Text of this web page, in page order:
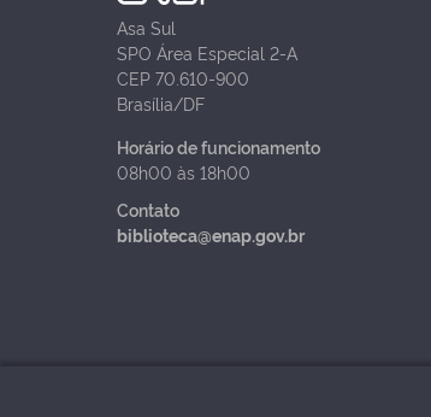
Asa Sul
SPO Área Especial 2-A
CEP 70.610-900
Brasília/DF
Horário de funcionamento
08h00 às 18h00
Contato
biblioteca@enap.gov.br